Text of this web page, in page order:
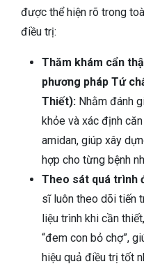
được thể hiện rõ trong
điều trị:
Thăm khám cẩn
phương pháp Tứ
Thiết): Nhằm đánh
khỏe và xác định
amidan, giúp xây
hợp cho từng bệnh
Theo sát quá trình
sĩ luôn theo dõi tiến
liệu trình khi cần
“đem con bỏ chợ”,
hiệu quả điều trị tốt